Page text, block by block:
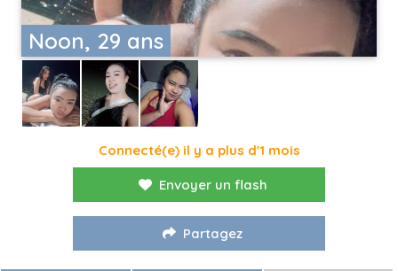
Noon, 29 ans
Connecté(e) il y a plus d'1 mois
Envoyer un flash
Partagez